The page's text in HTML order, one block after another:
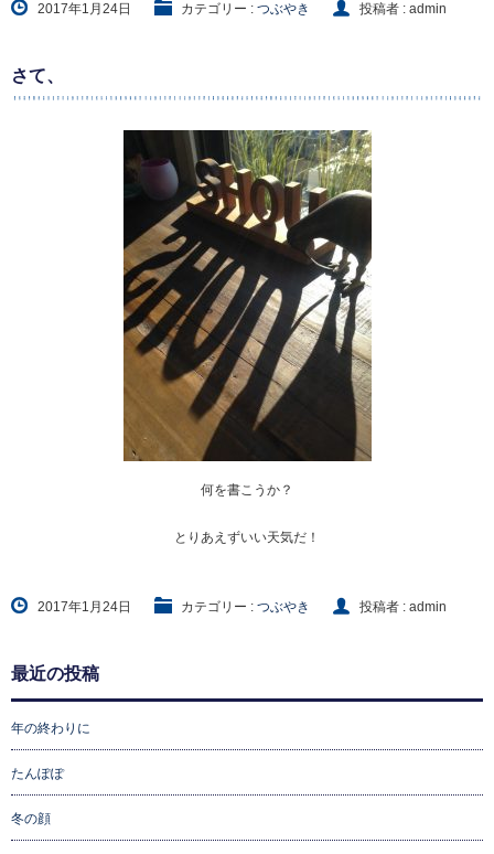
2017年1月24日 カテゴリー : つぶやき 投稿者 : admin
さて、
何を書こうか？
とりあえずいい天気だ！
2017年1月24日 カテゴリー : つぶやき 投稿者 : admin
最近の投稿
年の終わりに
たんぽぽ
冬の顔